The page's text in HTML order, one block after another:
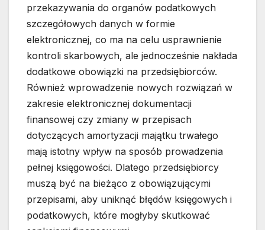
przekazywania do organów podatkowych
szczegółowych danych w formie
elektronicznej, co ma na celu usprawnienie
kontroli skarbowych, ale jednocześnie nakłada
dodatkowe obowiązki na przedsiębiorców.
Również wprowadzenie nowych rozwiązań w
zakresie elektronicznej dokumentacji
finansowej czy zmiany w przepisach
dotyczących amortyzacji majątku trwałego
mają istotny wpływ na sposób prowadzenia
pełnej księgowości. Dlatego przedsiębiorcy
muszą być na bieżąco z obowiązującymi
przepisami, aby uniknąć błędów księgowych i
podatkowych, które mogłyby skutkować